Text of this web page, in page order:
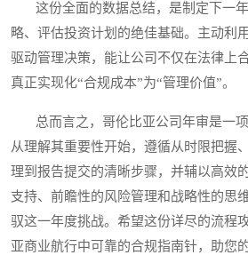
这份全面的数据总结，是制定下一年
略、评估投资计划的绝佳基础。主动利
驱动管理决策，能让公司不仅在法律上
真正实现化“合规成本”为“管理价值”。
总而言之，哥伦比亚公司年审是一项
从理解其重要性开始，遵循从时限把握
理到报告提交的清晰步骤，并辅以高效
支持、前瞻性的风险管理和战略性的思
驭这一年度挑战。希望这份详尽的流程
亚商业航行中可靠的合规指南针，助您